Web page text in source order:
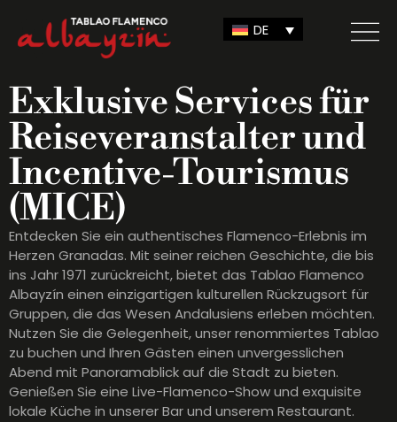
DE
Exklusive Services für
Reiseveranstalter und
Incentive-Tourismus
(MICE)
Entdecken Sie ein authentisches Flamenco-Erlebnis im
Herzen Granadas. Mit seiner reichen Geschichte, die bis
ins Jahr 1971 zurückreicht, bietet das Tablao Flamenco
Albayzín einen einzigartigen kulturellen Rückzugsort für
Gruppen, die das Wesen Andalusiens erleben möchten.
Nutzen Sie die Gelegenheit, unser renommiertes Tablao
zu buchen und Ihren Gästen einen unvergesslichen
Abend mit Panoramablick auf die Stadt zu bieten.
Genießen Sie eine Live-Flamenco-Show und exquisite
lokale Küche in unserer Bar und unserem Restaurant.